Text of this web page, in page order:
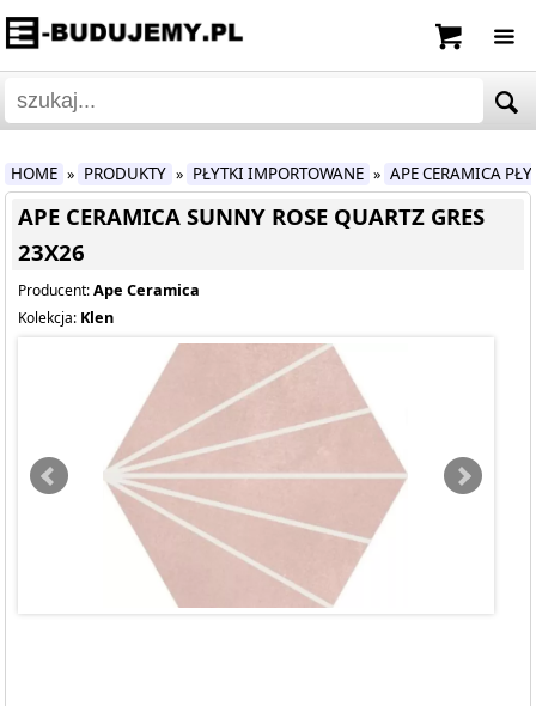
HOME » PRODUKTY » PŁYTKI IMPORTOWANE » APE CERAMICA
APE CERAMICA SUNNY ROSE QUARTZ GRES
23X26
Producent:Ape Ceramica
Kolekcja: Klen